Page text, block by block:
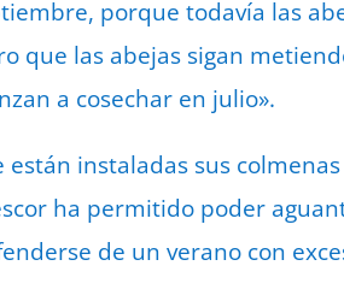
porque todavía las
que las abejas sigan
a cosechar en julio».
instaladas sus colmenas
ha permitido poder
de un verano con